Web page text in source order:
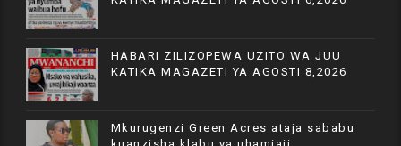
HABARI ZILIZOPEWA UZITO WA JUU
KATIKA MAGAZETI YA AGOSTI 8,2026
Mkurugenzi Green Acres ataja sababu